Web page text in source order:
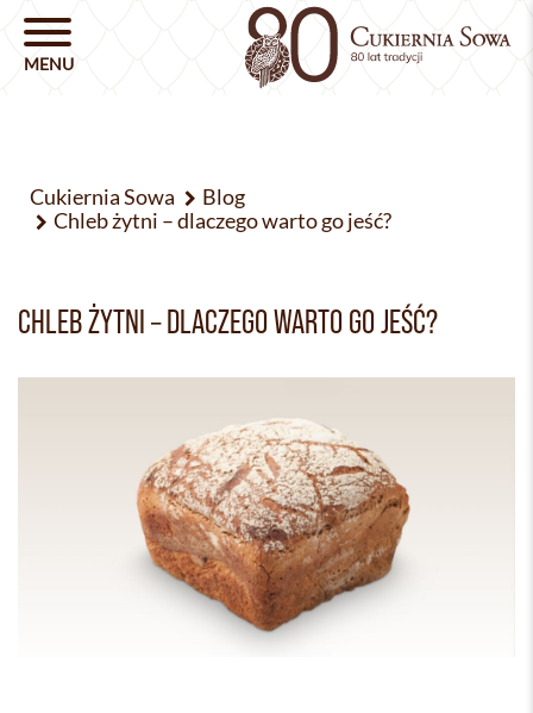
Cukiernia Sowa
Blog
Chleb żytni – dlaczego warto go jeść?
CHLEB ŻYTNI – DLACZEGO WARTO GO JEŚĆ?